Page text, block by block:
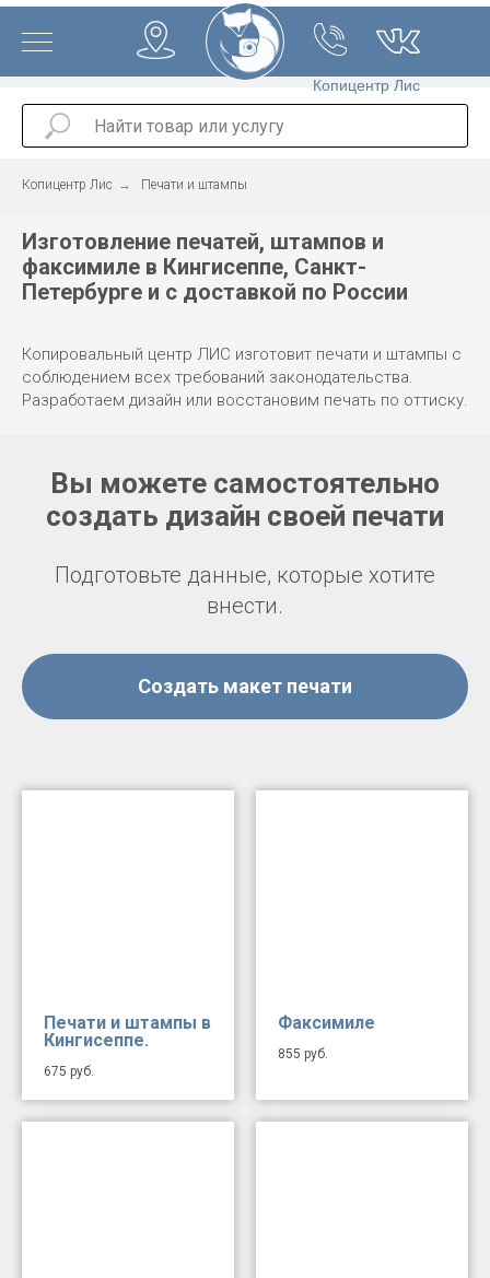
Копицентр Лис
Копицентр Лис → Печати и штампы
Изготовление печатей, штампов и
факсимиле в Кингисеппе, Санкт-
Петербурге и с доставкой по России
Копировальный центр ЛИС изготовит печати и штампы с
соблюдением всех требований законодательства.
Разработаем дизайн или восстановим печать по оттиску.
Вы можете самостоятельно
создать дизайн своей печати
Подготовьте данные, которые хотите
внести.
Создать макет печати
Печати и штампы в
Кингисеппе.
675 руб.
Факсимиле
855 руб.